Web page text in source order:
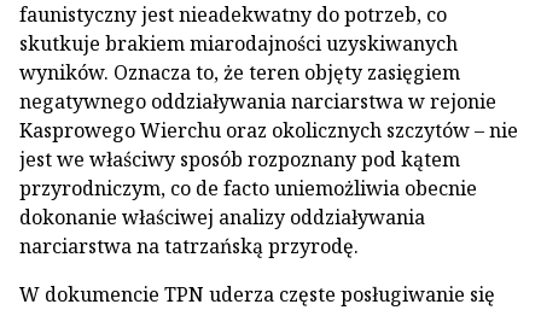
faunistyczny jest nieadekwatny do potrzeb, co
skutkuje brakiem miarodajności uzyskiwanych
wyników. Oznacza to, że teren objęty zasięgiem
negatywnego oddziaływania narciarstwa w rejonie
Kasprowego Wierchu oraz okolicznych szczytów – nie
jest we właściwy sposób rozpoznany pod kątem
przyrodniczym, co de facto uniemożliwia obecnie
dokonanie właściwej analizy oddziaływania
narciarstwa na tatrzańską przyrodę.
W dokumencie TPN uderza częste posługiwanie się